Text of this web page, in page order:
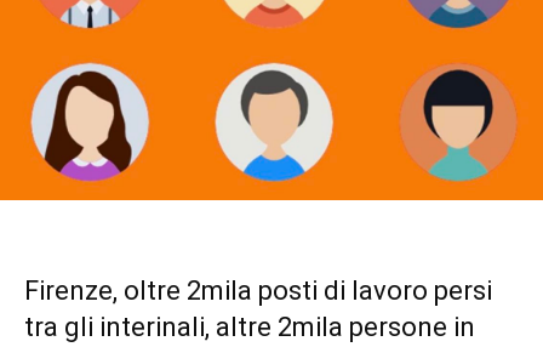
Firenze, oltre 2mila posti di lavoro persi
tra gli interinali, altre 2mila persone in